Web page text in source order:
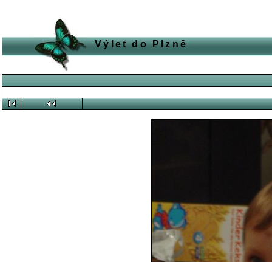
Výlet do Plzně